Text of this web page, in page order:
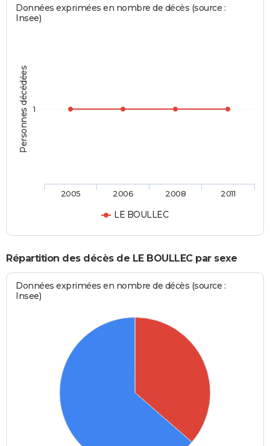
Personnes décédées
Données exprimées en nombre de décès (source :
Insee)
LE BOULLEC
2005 2006 2008 2011
1
Répartition des décès de LE BOULLEC par sexe
Données exprimées en nombre de décès (source :
Insee)